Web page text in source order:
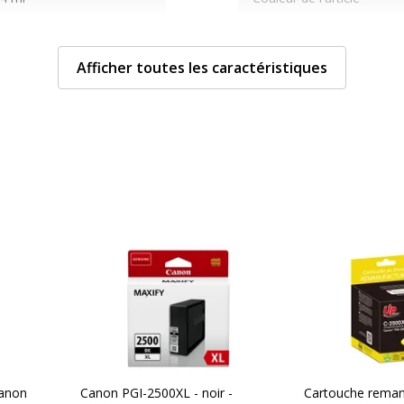
Quantité incluse
Type de cartouche
Compatibilité
Afficher toutes les caractéristiques
Canon PGI-2500XL - noir -
Cartouche